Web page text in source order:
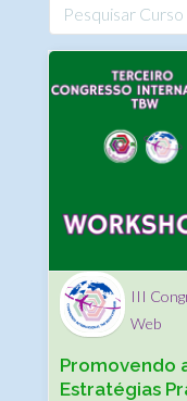
III
Web
Promovendo
Estratégias